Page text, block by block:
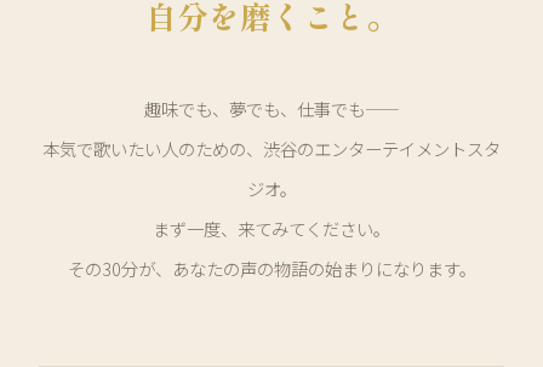
自分を磨くこと。
趣味でも、夢でも、仕事でも——
本気で歌いたい人のための、渋谷のエンターテイメントスタ
ジオ。
まず一度、来てみてください。
その30分が、あなたの声の物語の始まりになります。